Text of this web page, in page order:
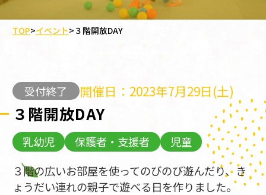
TOP>イベント> ３階開放DAY
受付終了 開催日：2023年7月29日(土)
３階開放DAY
乳幼児 保護者・支援者
児童
３階の広いお部屋を使ってのびのび遊んだり、き
ょうだい連れの親子で遊べる日を作りました。